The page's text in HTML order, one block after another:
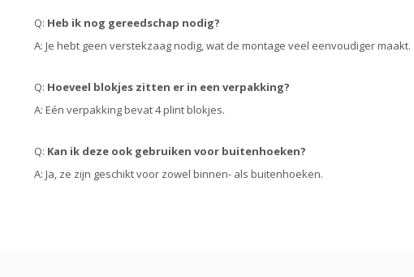
Q: Heb ik nog gereedschap nodig?
A: Je hebt geen verstekzaag nodig, wat de montage veel eenvoudiger maakt.
Q: Hoeveel blokjes zitten er in een verpakking?
A: Eén verpakking bevat 4 plint blokjes.
Q: Kan ik deze ook gebruiken voor buitenhoeken?
A: Ja, ze zijn geschikt voor zowel binnen- als buitenhoeken.